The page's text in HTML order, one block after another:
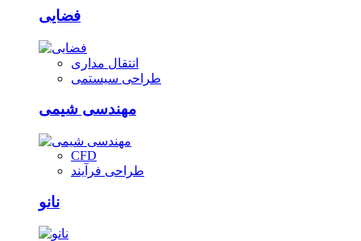
فضایی
انتقال مداری
طراحی سیستمی
مهندسی شیمی
CFD
طراحی فرآیند
نانو